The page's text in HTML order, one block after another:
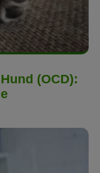
(OCD):